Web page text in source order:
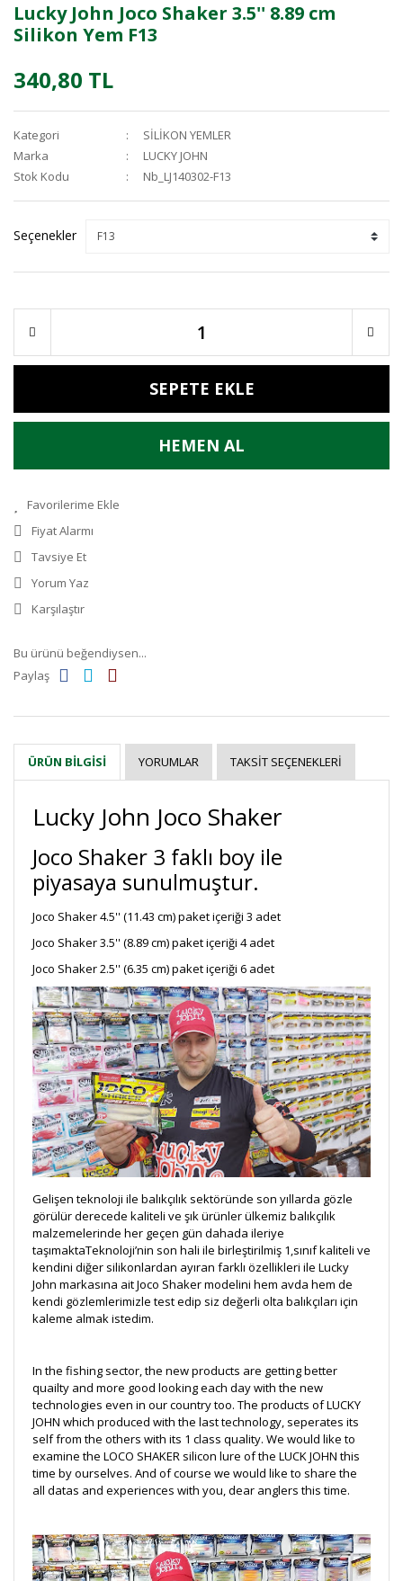
Lucky John Joco Shaker 3.5'' 8.89 cm
Silikon Yem F13
340,80 TL
Kategori
SİLİKON YEMLER
Marka
LUCKY JOHN
Stok Kodu
Nb_LJ140302-F13
Seçenekler
SEPETE EKLE
HEMEN AL
Fiyat Alarmı
Tavsiye Et
Yorum Yaz
Karşılaştır
Bu ürünü beğendiysen...
Paylaş
ÜRÜN BILGISI YORUMLAR TAKSIT SEÇENEKLERI
Lucky John Joco Shaker
Joco Shaker 3 faklı boy ile
piyasaya sunulmuştur.
Joco Shaker 4.5'' (11.43 cm) paket içeriği 3 adet
Joco Shaker 3.5'' (8.89 cm) paket içeriği 4 adet
Joco Shaker 2.5'' (6.35 cm) paket içeriği 6 adet
Gelişen teknoloji ile balıkçılık sektöründe son yıllarda gözle
görülür derecede kaliteli ve şık ürünler ülkemiz balıkçılık
malzemelerinde her geçen gün dahada ileriye
taşımaktaTeknoloji’nin son hali ile birleştirilmiş 1,sınıf kaliteli ve
kendini diğer silikonlardan ayıran farklı özellikleri ile Lucky
John markasına ait Joco Shaker modelini hem avda hem de
kendi gözlemlerimizle test edip siz değerli olta balıkçıları için
kaleme almak istedim.
In the fishing sector, the new products are getting better
quailty and more good looking each day with the new
technologies even in our country too. The products of LUCKY
JOHN which produced with the last technology, seperates its
self from the others with its 1 class quality. We would like to
examine the LOCO SHAKER silicon lure of the LUCK JOHN this
time by ourselves. And of course we would like to share the
all datas and experiences with you, dear anglers this time.